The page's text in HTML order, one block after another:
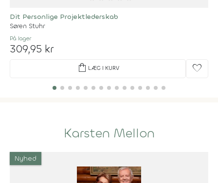
Dit Personlige Projektlederskab
Søren Stuhr
På lager
309,95 kr
shopping_bag LÆG I KURV favorite
Karsten Mellon
Nyhed